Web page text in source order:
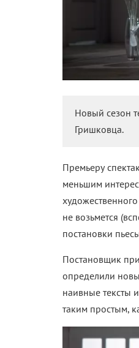
Новый сезон
Гришковца.
Премьеру
меньшим
не возьмется
постановки
Постановщик
определили
наивные тексты
таким простым,